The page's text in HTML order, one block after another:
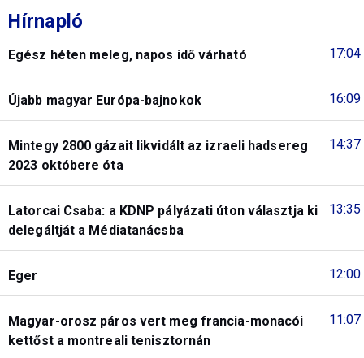
Hírnapló
17:04
Egész héten meleg, napos idő várható
16:09
Újabb magyar Európa-bajnokok
14:37
Mintegy 2800 gázait likvidált az izraeli hadsereg
2023 októbere óta
13:35
Latorcai Csaba: a KDNP pályázati úton választja ki
delegáltját a Médiatanácsba
12:00
Eger
11:07
Magyar-orosz páros vert meg francia-monacói
kettőst a montreali tenisztornán